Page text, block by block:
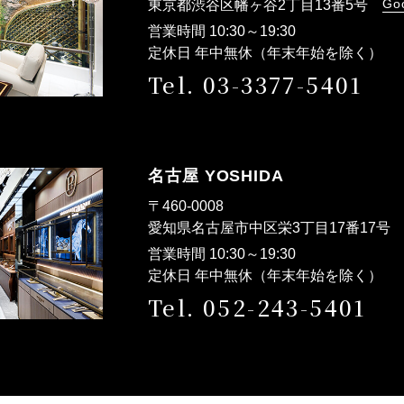
東京都渋谷区幡ヶ谷2丁目13番5号
営業時間 10:30～19:30
定休日 年中無休（年末年始を除く）
Tel. 03-3377-5401
名古屋 YOSHIDA
〒460-0008
愛知県名古屋市中区栄3丁目17番17号
営業時間 10:30～19:30
定休日 年中無休（年末年始を除く）
Tel. 052-243-5401